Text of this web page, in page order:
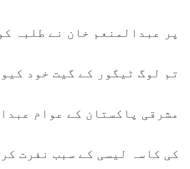
پر عبدالمنعم خان نے طلبہ
تم لوگ ٹیگور کے گیت خود
مشرقی پاکستان کے عوام
کی کاسہ لیسی کے سبب نفرت